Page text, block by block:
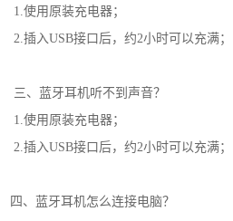
1.使用原装充电器；
2.插入USB接口后，约2小时可以充满；
三、蓝牙耳机听不到声音？
1.使用原装充电器；
2.插入USB接口后，约2小时可以充满；
四、蓝牙耳机怎么连接电脑？